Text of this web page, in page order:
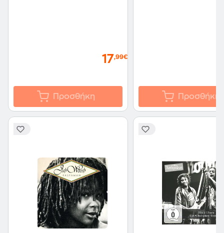
17,99€
Προσθήκη Προσθήκη